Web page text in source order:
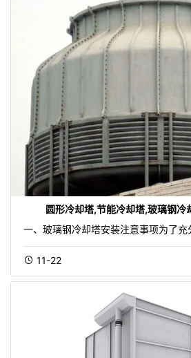
圆形冷却塔,节能冷却塔,玻璃钢冷
一、玻璃钢冷却塔安装注意事项为了充
11-22